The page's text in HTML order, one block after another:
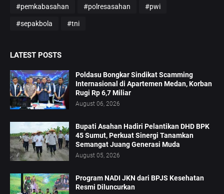
#pemkabasahan #polresasahan #pwi
#sepakbola #tni
LATEST POSTS
Poldasu Bongkar Sindikat Scamming
Internasional di Apartemen Medan, Korban
Rugi Rp 6,7 Miliar
August 06, 2026
Bupati Asahan Hadiri Pelantikan DHD BPK
45 Sumut, Perkuat Sinergi Tanamkan
Semangat Juang Generasi Muda
August 05, 2026
Program NADI JKN dari BPJS Kesehatan
Resmi Diluncurkan